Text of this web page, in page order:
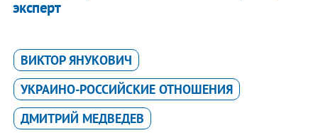
эксперт
ВИКТОР ЯНУКОВИЧ
УКРАИНО-РОССИЙСКИЕ ОТНОШЕНИЯ
ДМИТРИЙ МЕДВЕДЕВ